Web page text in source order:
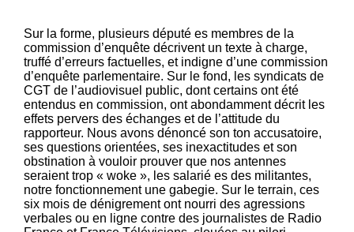
Sur la forme, plusieurs député es membres de la
commission d’enquête décrivent un texte à charge,
truffé d’erreurs factuelles, et indigne d’une commission
d’enquête parlementaire. Sur le fond, les syndicats de
CGT de l’audiovisuel public, dont certains ont été
entendus en commission, ont abondamment décrit les
effets pervers des échanges et de l’attitude du
rapporteur. Nous avons dénoncé son ton accusatoire,
ses questions orientées, ses inexactitudes et son
obstination à vouloir prouver que nos antennes
seraient trop « woke », les salarié es des militantes,
notre fonctionnement une gabegie. Sur le terrain, ces
six mois de dénigrement ont nourri des agressions
verbales ou en ligne contre des journalistes de Radio